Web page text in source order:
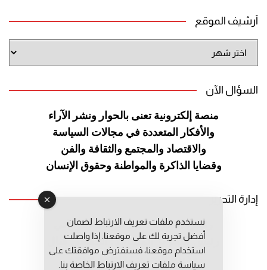
أرشيف الموقع
الموقع
السؤال الآن
منصة إلكترونية تعنى بالحوار ونشر الآراء
والأفكار المتعددة في مجالات السياسة
والاقتصاد والمجتمع والثقافة والفن
وقضايا الذاكرة والمواطنة وحقوق الإنسان
إدارة التحرير
رئيس التحرير: عبد الرحيم التوراني
رئيس التحرير المساعد: المعطي قبال
مديرة التحرير: فاطمة حوحو
نستخدم ملفات تعريف الارتباط لضمان
أفضل تجربة لك على موقعنا. إذا واصلت
استخدام موقعنا، فسنفترض موافقتك على
سياسة ملفات تعريف الارتباط الخاصة بنا.